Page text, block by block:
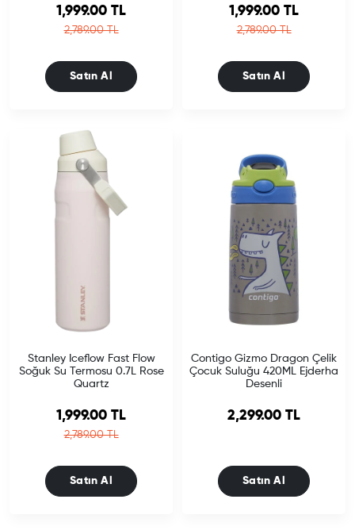
Sale price
1,999.00 TL
Regular price
2,789.00 TL
Satın Al
Sale price
1,999.00 TL
Regular price
2,789.00 TL
Satın Al
Stanley Iceflow Fast Flow
Soğuk Su Termosu 0.7L Rose
Quartz
Sale price
1,999.00 TL
Regular price
2,789.00 TL
Satın Al
Contigo Gizmo Dragon Çelik
Çocuk Suluğu 420ML Ejderha
Desenli
2,299.00 TL
Satın Al